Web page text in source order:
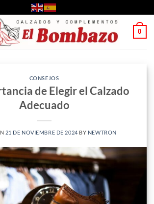
0
CONSEJOS
de Elegir el Calzado
Adecuado
21 DE NOVIEMBRE DE 2024 BY NEWTRON